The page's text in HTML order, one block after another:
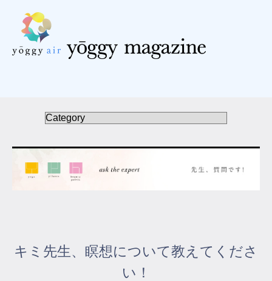
インストラクター一覧
yoggy mommy
キミ先生、瞑想について教えてくださ
い！